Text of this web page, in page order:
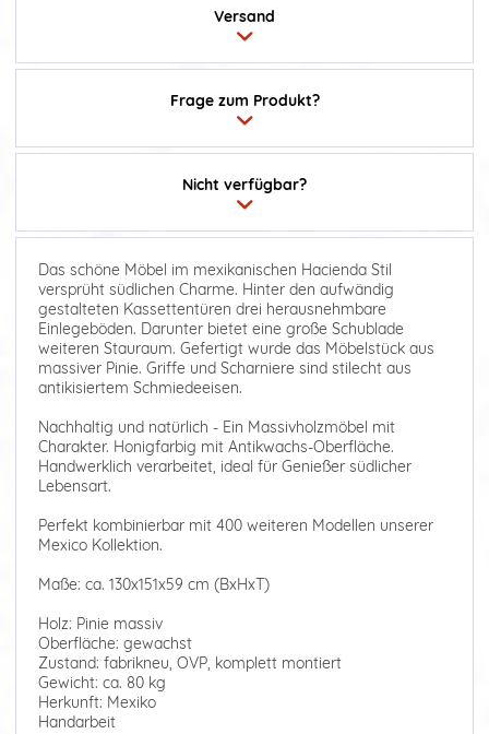
Frage zum Produkt?
Versand
Nicht verfügbar?
Das schöne Möbel im mexikanischen Hacienda Stil
versprüht südlichen Charme. Hinter den aufwändig
gestalteten Kassettentüren drei herausnehmbare
Einlegeböden. Darunter bietet eine große Schublade
weiteren Stauraum. Gefertigt wurde das Möbelstück aus
massiver Pinie. Griffe und Scharniere sind stilecht aus
antikisiertem Schmiedeeisen.
Nachhaltig und natürlich - Ein Massivholzmöbel mit
Charakter. Honigfarbig mit Antikwachs-Oberfläche.
Handwerklich verarbeitet, ideal für Genießer südlicher
Lebensart.
Perfekt kombinierbar mit 400 weiteren Modellen unserer
Mexico Kollektion.
Maße: ca. 130x151x59 cm (BxHxT)
Holz: Pinie massiv
Oberfläche: gewachst
Zustand: fabrikneu, OVP, komplett montiert
Gewicht: ca. 80 kg
Herkunft: Mexiko
Handarbeit